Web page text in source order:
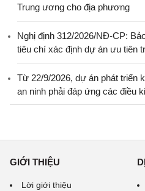
Trung ương cho địa phương
Nghị định 312/2026/NĐ-CP:
tiêu chí xác định dự án ưu tiên
Từ 22/9/2026, dự án phát triển
an ninh phải đáp ứng các điều
GIỚI THIỆU
Lời giới thiệu